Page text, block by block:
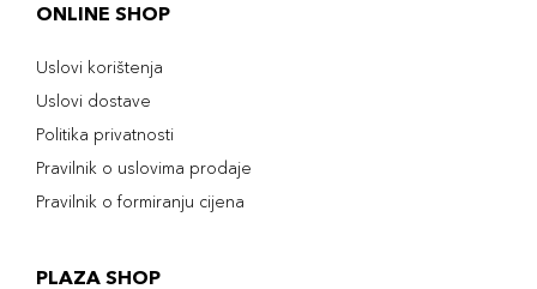
ONLINE SHOP
Uslovi korištenja
Uslovi dostave
Politika privatnosti
Pravilnik o uslovima prodaje
Pravilnik o formiranju cijena
PLAZA SHOP